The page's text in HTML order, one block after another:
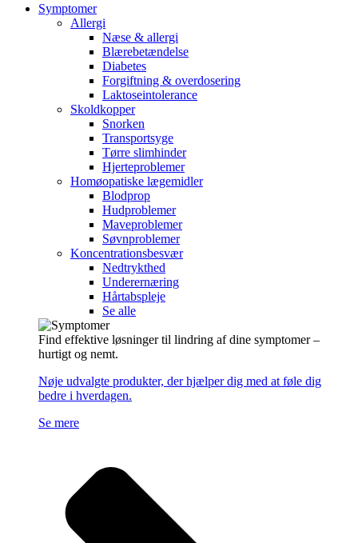
Symptomer
Allergi
Næse & allergi
Blærebetændelse
Diabetes
Forgiftning & overdosering
Laktoseintolerance
Skoldkopper
Snorken
Transportsyge
Tørre slimhinder
Hjerteproblemer
Homøopatiske lægemidler
Blodprop
Hudproblemer
Maveproblemer
Søvnproblemer
Koncentrationsbesvær
Nedtrykthed
Underernæring
Hårtabspleje
Se alle
Find effektive løsninger til lindring af dine symptomer –
hurtigt og nemt.
Nøje udvalgte produkter, der hjælper dig med at føle dig
bedre i hverdagen.
Se mere